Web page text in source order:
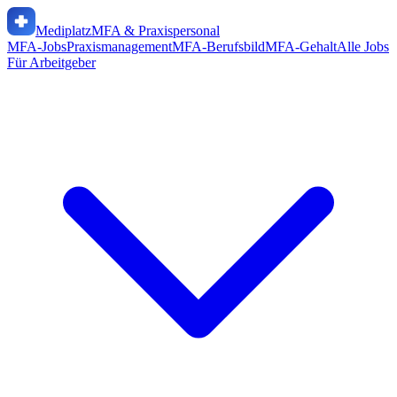
MediplatzMFA & Praxispersonal
MFA-JobsPraxismanagementMFA-BerufsbildMFA-GehaltAlle Jobs
Für Arbeitgeber